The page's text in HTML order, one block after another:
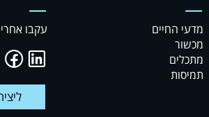
מדעי החיים
מכשור
מתכלים
תמיסות
עקבו